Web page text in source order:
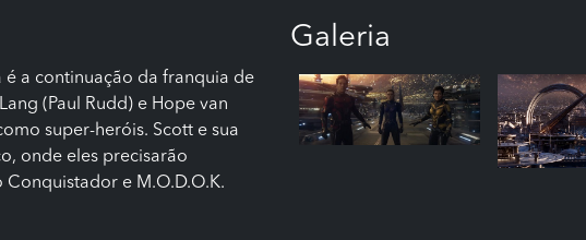
é a continuação da franquia de
(Paul Rudd) e Hope van
super-heróis. Scott e sua
onde eles precisarão
e M.O.D.O.K.
Galeria